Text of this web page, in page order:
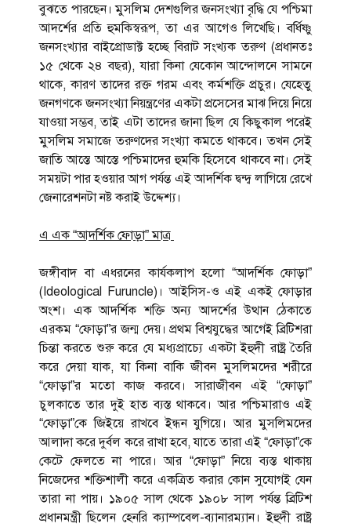
বুঝতে পারছেন। মুসলিম দেশগুলির জনসংখ্যা বৃদ্ধি যে পশ্চিমা
আদর্শের প্রতি হুমকিস্বরূপ, তা এর আগেও লিখেছি। বর্ধিষ্ণু
জনসংখ্যার বাইপ্রোডাক্ট হচ্ছে বিরাট সংখ্যক তরুণ (প্রধানতঃ
১৫ থেকে ২৪ বছর), যারা কিনা যেকোন আন্দোলনে সামনে
থাকে, কারণ তাদের রক্ত গরম এবং কর্মশক্তি প্রচুর। যেহেতু
জনগণকে জনসংখ্যা নিয়ন্ত্রণের একটা প্রসেসের মাঝ দিয়ে নিয়ে
যাওয়া সম্ভব, তাই এটা তাদের জানা ছিল যে কিছুকাল পরেই
মুসলিম সমাজে তরুণদের সংখ্যা কমতে থাকবে। তখন সেই
জাতি আস্তে আস্তে পশ্চিমাদের হুমকি হিসেবে থাকবে না। সেই
সময়টা পার হওয়ার আগ পর্যন্ত এই আদর্শিক দ্বন্দ্ব লাগিয়ে রেখে
জেনারেশনটা নষ্ট করাই উদ্দেশ্য।
এ এক “আদর্শিক ফোড়া” মাত্র
জঙ্গীবাদ বা এধরনের কার্যকলাপ হলো “আদর্শিক ফোড়া”
(Ideological Furuncle)। আইসিস-ও এই একই ফোড়ার
অংশ। এক আদর্শিক শক্তি অন্য আদর্শের উত্থান ঠেকাতে
এরকম “ফোড়া”র জন্ম দেয়। প্রথম বিশ্বযুদ্ধের আগেই ব্রিটিশরা
চিন্তা করতে শুরু করে যে মধ্যপ্রাচ্যে একটা ইহুদী রাষ্ট্র তৈরি
করে দেয়া যাক, যা কিনা বাকি জীবন মুসলিমদের শরীরে
“ফোড়া”র মতো কাজ করবে। সারাজীবন এই “ফোড়া”
চুলকাতে তার দুই হাত ব্যস্ত থাকবে। আর পশ্চিমারাও এই
“ফোড়া”কে জিইয়ে রাখবে ইন্ধন যুগিয়ে। আর মুসলিমদের
আলাদা করে দুর্বল করে রাখা হবে, যাতে তারা এই “ফোড়া”কে
কেটে ফেলতে না পারে। আর “ফোড়া” নিয়ে ব্যস্ত থাকায়
নিজেদের শক্তিশালী করে একত্রিত করার কোন সুযোগই যেন
তারা না পায়। ১৯০৫ সাল থেকে ১৯০৮ সাল পর্যন্ত ব্রিটিশ
প্রধানমন্ত্রী ছিলেন হেনরি ক্যাম্পবেল-ব্যানারম্যান। ইহুদী রাষ্ট্র